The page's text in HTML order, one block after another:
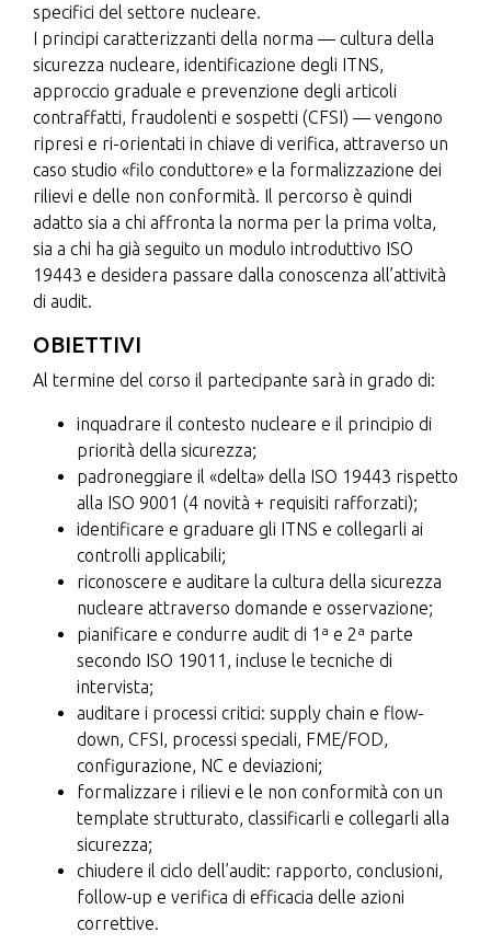
specifici del settore nucleare.
I principi caratterizzanti della norma — cultura della
sicurezza nucleare, identificazione degli ITNS,
approccio graduale e prevenzione degli articoli
contraffatti, fraudolenti e sospetti (CFSI) — vengono
ripresi e ri-orientati in chiave di verifica, attraverso un
caso studio «filo conduttore» e la formalizzazione dei
rilievi e delle non conformità. Il percorso è quindi
adatto sia a chi affronta la norma per la prima volta,
sia a chi ha già seguito un modulo introduttivo ISO
19443 e desidera passare dalla conoscenza all’attività
di audit.
OBIETTIVI
Al termine del corso il partecipante sarà in grado di:
inquadrare il contesto nucleare e il principio di
priorità della sicurezza;
padroneggiare il «delta» della ISO 19443 rispetto
alla ISO 9001 (4 novità + requisiti rafforzati);
identificare e graduare gli ITNS e collegarli ai
controlli applicabili;
riconoscere e auditare la cultura della sicurezza
nucleare attraverso domande e osservazione;
pianificare e condurre audit di 1ª e 2ª parte
secondo ISO 19011, incluse le tecniche di
intervista;
auditare i processi critici: supply chain e flow-
down, CFSI, processi speciali, FME/FOD,
configurazione, NC e deviazioni;
formalizzare i rilievi e le non conformità con un
template strutturato, classificarli e collegarli alla
sicurezza;
chiudere il ciclo dell’audit: rapporto, conclusioni,
follow-up e verifica di efficacia delle azioni
correttive.